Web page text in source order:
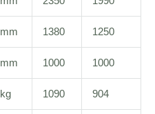
mm 1380 1250
mm 1000 1000
kg 1090 904